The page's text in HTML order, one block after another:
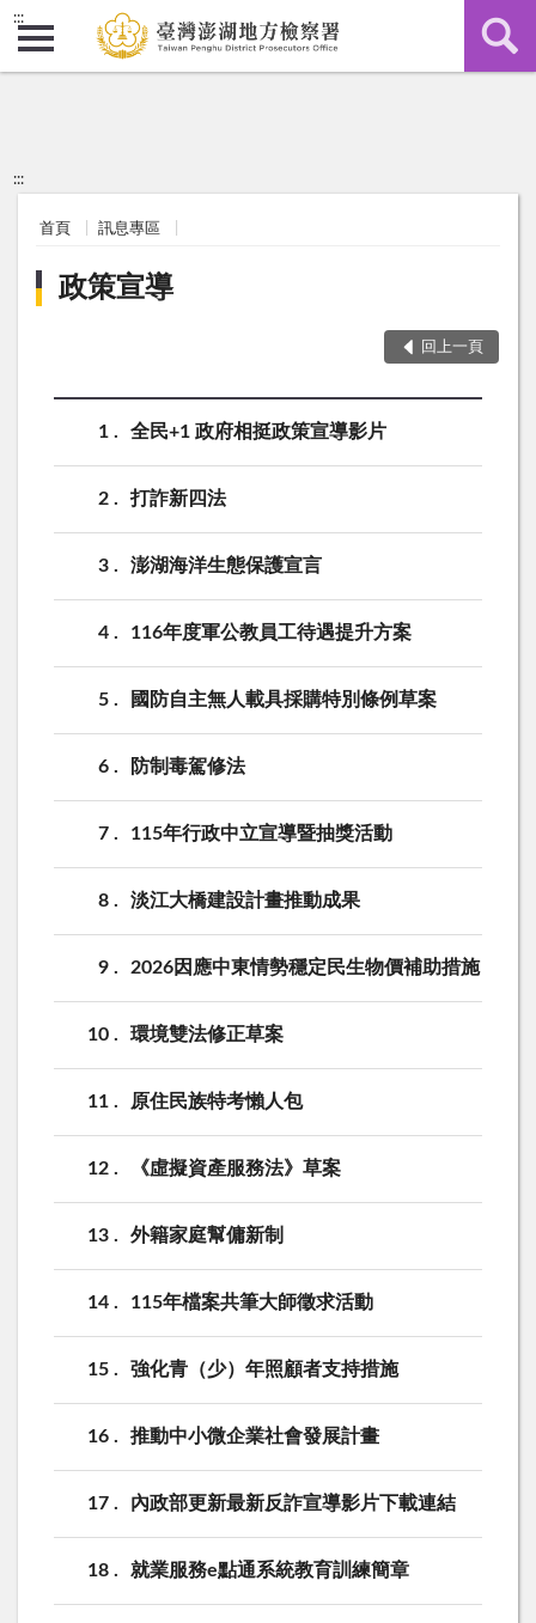
:::
:::
首頁 訊息專區
政策宣導
回上一頁
1 全民+1 政府相挺政策宣導影片
2 打詐新四法
3 澎湖海洋生態保護宣言
4 116年度軍公教員工待遇提升方案
5 國防自主無人載具採購特別條例草案
6 防制毒駕修法
7 115年行政中立宣導暨抽獎活動
8 淡江大橋建設計畫推動成果
9 2026因應中東情勢穩定民生物價補助措施
10 環境雙法修正草案
11 原住民族特考懶人包
12 《虛擬資產服務法》草案
13 外籍家庭幫傭新制
14 115年檔案共筆大師徵求活動
15 強化青（少）年照顧者支持措施
16 推動中小微企業社會發展計畫
17 內政部更新最新反詐宣導影片下載連結
18 就業服務e點通系統教育訓練簡章